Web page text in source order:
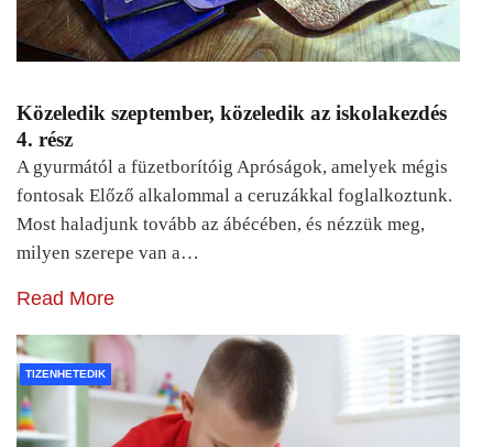
Közeledik szeptember, közeledik az iskolakezdés
4. rész
A gyurmától a füzetborítóig Apróságok, amelyek mégis
fontosak Előző alkalommal a ceruzákkal foglalkoztunk.
Most haladjunk tovább az ábécében, és nézzük meg,
milyen szerepe van a…
Read More
TIZENHETEDIK